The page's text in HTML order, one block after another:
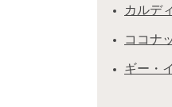
カルデ
ココナ
ギー・